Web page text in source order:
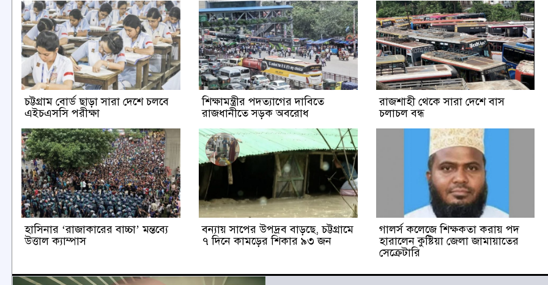
চট্টগ্রাম বোর্ড ছাড়া সারা দেশে চলবে
এইচএসসি পরীক্ষা
শিক্ষামন্ত্রীর পদত্যাগের দাবিতে
রাজধানীতে সড়ক অবরোধ
রাজশাহী থেকে সারা দেশে বাস
চলাচল বন্ধ
হাসিনার ‘রাজাকারের বাচ্চা’ মন্তব্যে
উত্তাল ক্যাম্পাস
বন্যায় সাপের উপদ্রব বাড়ছে, চট্টগ্রামে
৭ দিনে কামড়ের শিকার ৯৩ জন
গালর্স কলেজে শিক্ষকতা করায় পদ
হারালেন কুষ্টিয়া জেলা জামায়াতের
সেক্রেটারি